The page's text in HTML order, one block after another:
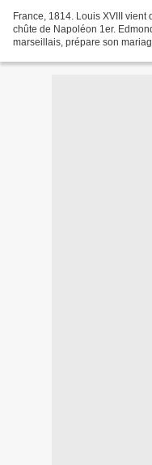
France, 1814. Louis XVIII
chûte de Napoléon 1er.
marseillais, prépare son